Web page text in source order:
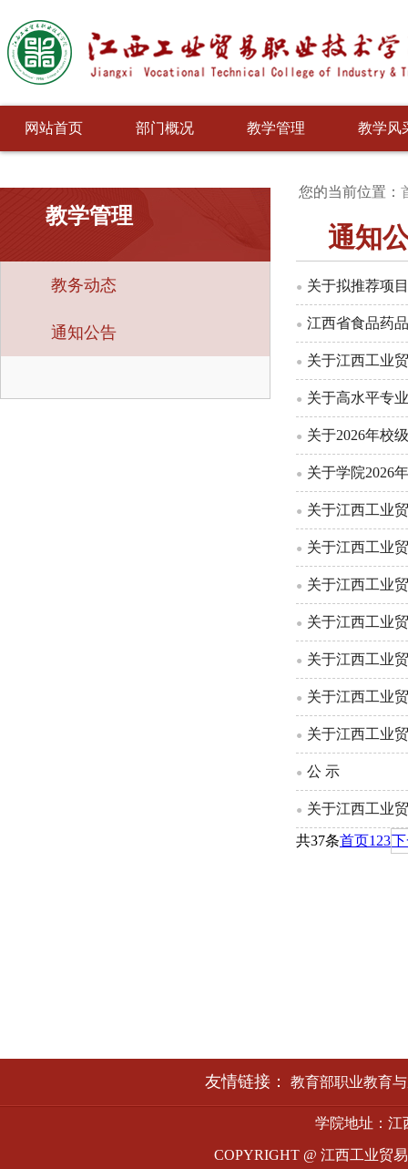
网站首页 部门概况 教学管理 教学风
教学管理
教务动态
通知公告
您的当前位置：
通知
● 关于拟推荐项
● 江西省食品药
● 关于江西工业
● 关于高水平专
● 关于2026年校
● 关于学院2026
● 关于江西工业
● 关于江西工业
● 关于江西工业
● 关于江西工业
● 关于江西工业
● 关于江西工业
● 关于江西工业
● 公 示
● 关于江西工业
共37条首页1 23
友情链接： 教育部职业教育
学院地址：江
COPYRIGHT @ 江西工业贸